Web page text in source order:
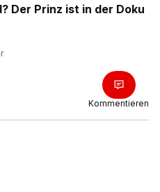
Der Prinz ist in der Doku
Kommentieren